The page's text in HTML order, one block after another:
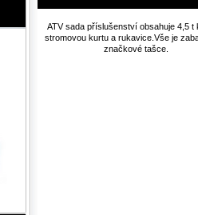
ATV sada příslušenství obsahuje 4,5 t
stromovou kurtu a rukavice.Vše je
značkové tašce.